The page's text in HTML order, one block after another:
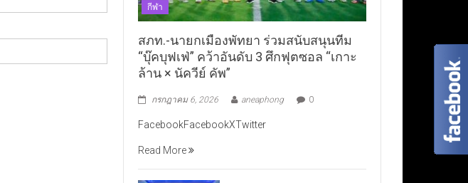
กีฬา
สภท.-นายกเมืองพัทยา ร่วมสนับสนุนทีม
“บุ๊คบุฟเฟ่” คว้าอันดับ 3 ศึกฟุตซอล “เกาะ
ล้าน × นัควีย์ คัพ”
กรกฎาคม 6, 2026 aneaphong 0
FacebookFacebookXTwitter
Read More